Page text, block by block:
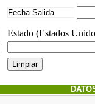
Fecha Salida
Estado (Estados